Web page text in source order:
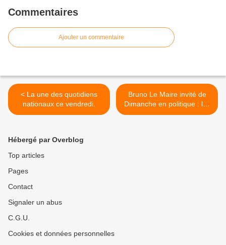
Commentaires
Ajouter un commentaire
< La une des quotidiens
nationaux ce vendredi.
Bruno Le Maire invité de
Dimanche en politique : les
sujets qui seront abordés. >
Hébergé par Overblog
Top articles
Pages
Contact
Signaler un abus
C.G.U.
Cookies et données personnelles